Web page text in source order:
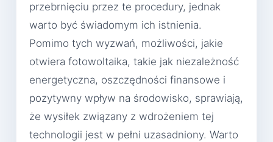
przebrnięciu przez te procedury, jednak
warto być świadomym ich istnienia.
Pomimo tych wyzwań, możliwości, jakie
otwiera fotowoltaika, takie jak niezależność
energetyczna, oszczędności finansowe i
pozytywny wpływ na środowisko, sprawiają,
że wysiłek związany z wdrożeniem tej
technologii jest w pełni uzasadniony. Warto